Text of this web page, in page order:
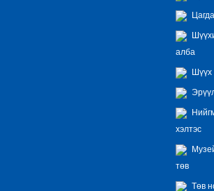
алба
Шүүх
хэлтэс
төв
Төв